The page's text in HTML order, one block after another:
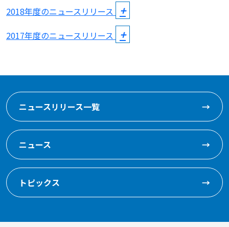
2018年度のニュースリリース
2017年度のニュースリリース
ニュースリリース一覧 →
ニュース →
トピックス →